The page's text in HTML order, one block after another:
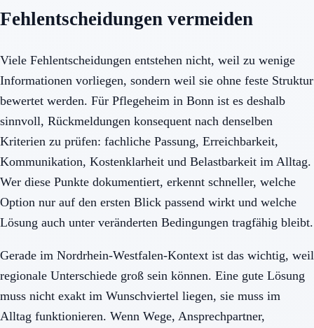
Fehlentscheidungen vermeiden
Viele Fehlentscheidungen entstehen nicht, weil zu wenige
Informationen vorliegen, sondern weil sie ohne feste Struktur
bewertet werden. Für Pflegeheim in Bonn ist es deshalb
sinnvoll, Rückmeldungen konsequent nach denselben
Kriterien zu prüfen: fachliche Passung, Erreichbarkeit,
Kommunikation, Kostenklarheit und Belastbarkeit im Alltag.
Wer diese Punkte dokumentiert, erkennt schneller, welche
Option nur auf den ersten Blick passend wirkt und welche
Lösung auch unter veränderten Bedingungen tragfähig bleibt.
Gerade im Nordrhein-Westfalen-Kontext ist das wichtig, weil
regionale Unterschiede groß sein können. Eine gute Lösung
muss nicht exakt im Wunschviertel liegen, sie muss im
Alltag funktionieren. Wenn Wege, Ansprechpartner,